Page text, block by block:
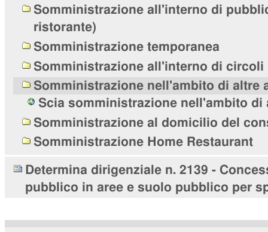
Somministrazione all'interno di
ristorante)
Somministrazione temporanea
Somministrazione all'interno di circoli
Somministrazione nell'ambito di altre
Scia somministrazione nell'ambito di
Somministrazione al domicilio del
Somministrazione Home Restaurant
Determina dirigenziale n. 2139 -
pubblico in aree e suolo pubblico per